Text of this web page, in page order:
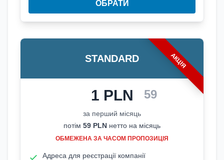
ОБРАТИ
STANDARD АКЦІЯ
Акційна ціна: 1 PLN нетто за
1 PLN 59
за перший місяць
потім 59 PLN нетто на місяць
ОБМЕЖЕНА ЗА ЧАСОМ ПРОПОЗИЦІЯ
Адреса для реєстрації компанії